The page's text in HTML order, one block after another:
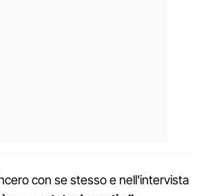
con se stesso e nell'intervista